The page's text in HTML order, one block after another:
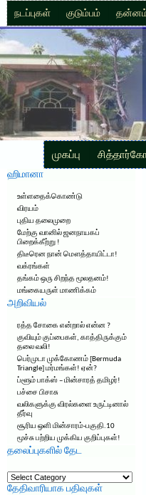
நடப்புகள் குடும்பம்
முகப்பு
ஹிமானா
உள்ளதைக்கொண்டு
விரயம்
புதிய தலைமுறை
மேற்கு வானில் ஜனநாயகப்
பிறைக்கீற்று !
திடீரென நான் மௌத்தாயிட்டா!
வக்ரங்கள்
தங்கம் ஒரு சிறந்த மூலதனம்!
மங்கையருள் மாணிக்கம்
அறிவியல்
ரத்த சோகை என்றால் என்ன ?
குவியும் குப்பைகள், காத்திருக்கும்
தலை வலி!
பெர்முடா முக்கோணம் [Bermuda
Triangle] மர்மங்கள்! ஏன்?
ப்ளூம் பாக்ஸ் – மின்சாரத் தமிழர்!
பச்சை பிசாசு
வலிகளுக்கு விரல்களை உருட்டினால்
தீர்வு
சூரிய ஒளி மின்சாரம்-பகுதி.10
மூச்சு பற்றிய முக்கிய குறிப்புகள்!
தலைப்புகளில் தேட
தலைப்புகளில்
தேட
தேதிவாரியாக பதிவுகள்